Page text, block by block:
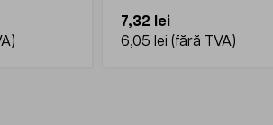
7,32 lei
6,05 lei